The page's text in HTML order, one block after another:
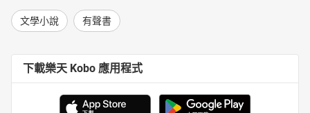
文學小說 有聲書
下載樂天 Kobo 應用程式